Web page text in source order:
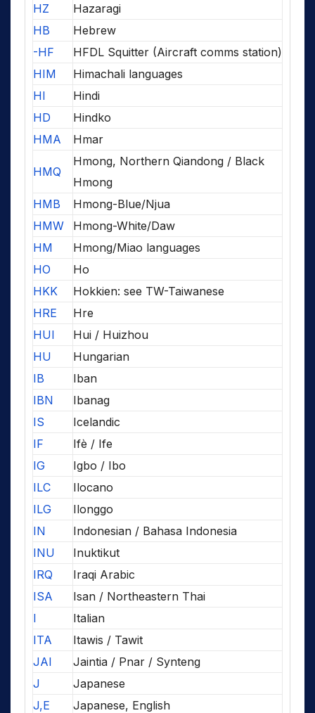
HZ
Hazaragi
HB
Hebrew
-HF
HFDL Squitter (Aircraft comms station)
HIM
Himachali languages
HI
Hindi
HD
Hindko
HMA
Hmar
HMQ
Hmong, Northern Qiandong / Black
Hmong
HMB
Hmong-Blue/Njua
HMW
Hmong-White/Daw
HM
Hmong/Miao languages
HO
Ho
HKK
Hokkien: see TW-Taiwanese
HRE
Hre
HUI
Hui / Huizhou
HU
Hungarian
IB
Iban
IBN
Ibanag
IS
Icelandic
IF
Ifè / Ife
IG
Igbo / Ibo
ILC
Ilocano
ILG
Ilonggo
IN
Indonesian / Bahasa Indonesia
INU
Inuktikut
IRQ
Iraqi Arabic
ISA
Isan / Northeastern Thai
I
Italian
ITA
Itawis / Tawit
JAI
Jaintia / Pnar / Synteng
J
Japanese
J,E
Japanese, English